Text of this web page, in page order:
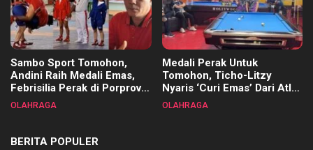
Sambo Sport Tomohon,
Andini Raih Medali Emas,
Febrisilia Perak di Porprov
Sulut 2025
OLAHRAGA
Medali Perak Untuk
Tomohon, Ticho-Litzy
Nyaris ‘Curi Emas’ Dari Atlet
Biliar PON di Porprov Sulut
OLAHRAGA
BERITA POPULER